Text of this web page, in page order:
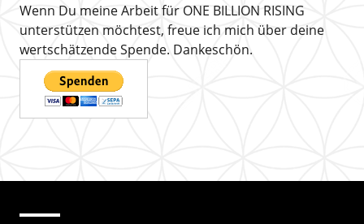
Wenn Du meine Arbeit für ONE BILLION RISING
unterstützen möchtest, freue ich mich über deine
wertschätzende Spende. Dankeschön.